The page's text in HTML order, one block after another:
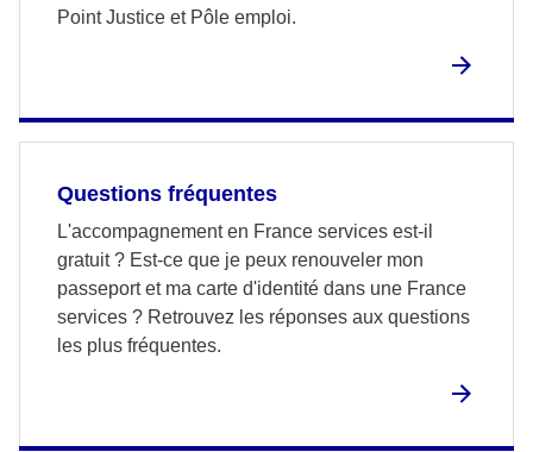
Point Justice et Pôle emploi.
Questions fréquentes
L'accompagnement en France services est-il
gratuit ? Est-ce que je peux renouveler mon
passeport et ma carte d'identité dans une France
services ? Retrouvez les réponses aux questions
les plus fréquentes.